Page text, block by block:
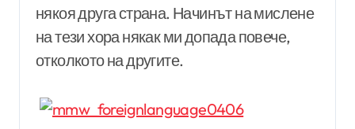
някоя друга страна. Начинът на мислене
на тези хора някак ми допада повече,
отколкото на другите.